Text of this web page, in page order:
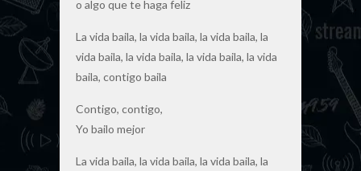
o algo que te haga feliz
La vida baila, la vida baila, la vida baila, la
vida baila, la vida baila, la vida baila, la vida
baila, contigo baila
Contigo, contigo,
Yo bailo mejor
La vida baila, la vida baila, la vida baila, la